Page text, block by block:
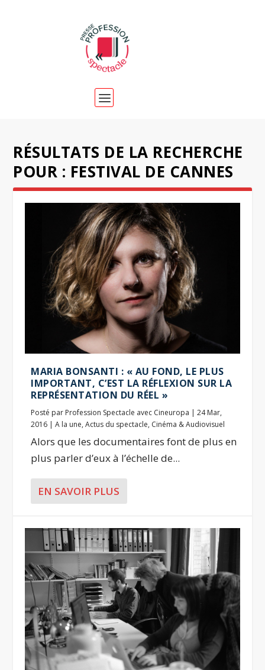
RÉSULTATS DE LA RECHERCHE
POUR : FESTIVAL DE CANNES
MARIA BONSANTI : « AU FOND, LE PLUS
IMPORTANT, C’EST LA RÉFLEXION SUR LA
REPRÉSENTATION DU RÉEL »
Posté par Profession Spectacle avec Cineuropa |24 Mar,
2016 |A la une,Actus du spectacle, Cinéma & Audiovisuel
Alors que les documentaires font de plus en
plus parler d’eux à l’échelle de...
EN SAVOIR PLUS